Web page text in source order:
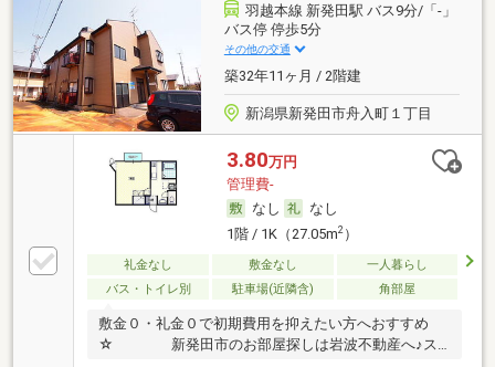
羽越本線 新発田駅 バス9分/「-」
バス停 停歩5分
その他の交通
築32年11ヶ月 / 2階建
新潟県新発田市舟入町１丁目
3.80万円
管理費-
なし
なし
1階 / 1K（27.05m2）
礼金なし 敷金なし
一人暮らし
バス・トイレ別
駐車場(近隣含) 角部屋
敷金０・礼金０で初期費用を抑えたい方へおすすめ
☆ 新発田市のお部屋探しは岩波不動産へ♪ス